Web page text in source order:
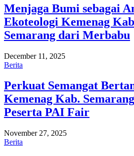
Menjaga Bumi sebagai
Ekoteologi Kemenag
Semarang dari Merbabu
December 11, 2025
Berita
Perkuat Semangat
Kemenag Kab.
Peserta PAI Fair
November 27, 2025
Berita